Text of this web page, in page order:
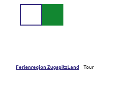
Ferienregion ZugspitzLand Tour